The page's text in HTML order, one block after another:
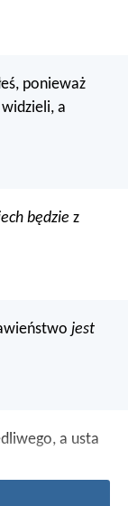
ponieważ
widzieli, a
będzie z
jest
a usta